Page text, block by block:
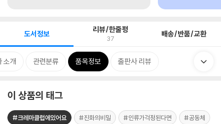
도서정보 리뷰/한줄평
37 배송/반품/교환
소개 관련분류 품목정보 출판사 리뷰
이 상품의 태그
#크레마클럽에있어요 #진화의비밀 #인류가걱정된다면 #공동체